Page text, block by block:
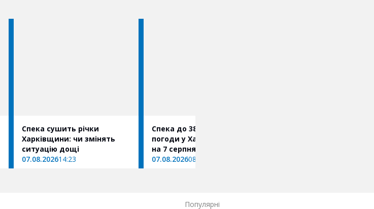
Спека сушить річки
Харківщини: чи змінять
ситуацію дощі
07.08.202614:23
Спека до 38°: прогноз
погоди у Харкові та області
на 7 серпня
07.08.202608:31
Популярні